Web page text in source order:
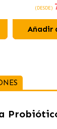
(DESDE)
Añadir